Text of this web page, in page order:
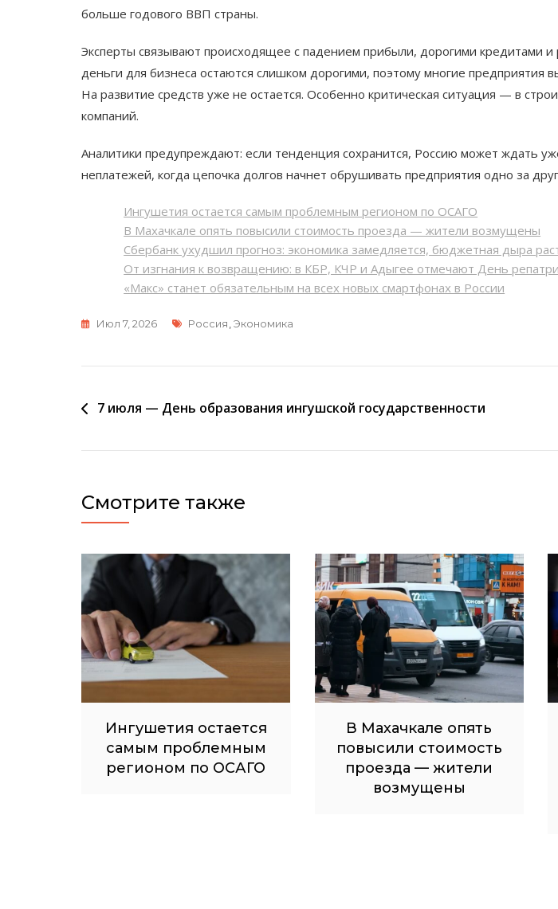
больше годового ВВП страны.
Эксперты связывают происходящее с падением прибыли, дорогими кредитами и
деньги для бизнеса остаются слишком дорогими, поэтому многие
На развитие средств уже не остается. Особенно критическая ситуация — в
компаний.
Аналитики предупреждают: если тенденция сохранится, Россию может ждать
неплатежей, когда цепочка долгов начнет обрушивать предприятия одно за
Ингушетия остается самым проблемным регионом по ОСАГО
В Махачкале опять повысили стоимость проезда — жители возмущены
Сбербанк ухудшил прогноз: экономика замедляется, бюджетная дыра
От изгнания к возвращению: в КБР, КЧР и Адыгее отмечают День
«Макс» станет обязательным на всех новых смартфонах в России
Июл 7, 2026 Метки
Россия Экономика
Навигация
7 июля — День образования ингушской государственности
Смотрите также
Ингушетия остается
самым проблемным
регионом по ОСАГО
В Махачкале опять
повысили стоимость
проезда — жители
возмущены